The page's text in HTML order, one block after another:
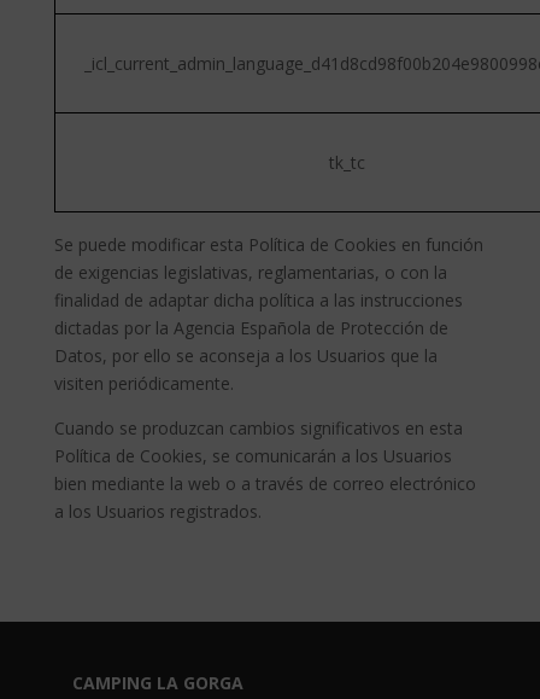
tk_tc
Se puede modificar esta Política de Cookies en función
de exigencias legislativas, reglamentarias, o con la
finalidad de adaptar dicha política a las instrucciones
dictadas por la Agencia Española de Protección de
Datos, por ello se aconseja a los Usuarios que la
visiten periódicamente.
Cuando se produzcan cambios significativos en esta
Política de Cookies, se comunicarán a los Usuarios
bien mediante la web o a través de correo electrónico
a los Usuarios registrados.
CAMPING LA GORGA